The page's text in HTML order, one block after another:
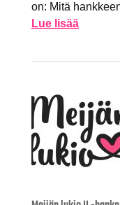
on: Mitä
Lue lisää